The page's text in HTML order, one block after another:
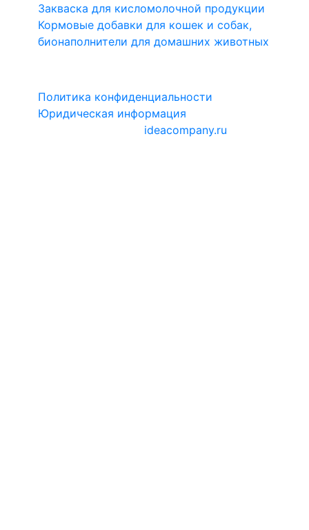
Закваска для кисломолочной продукции
Кормовые добавки для кошек и собак,
бионаполнители для домашних животных
Политика конфиденциальности
Юридическая информация
ideacompany.ru